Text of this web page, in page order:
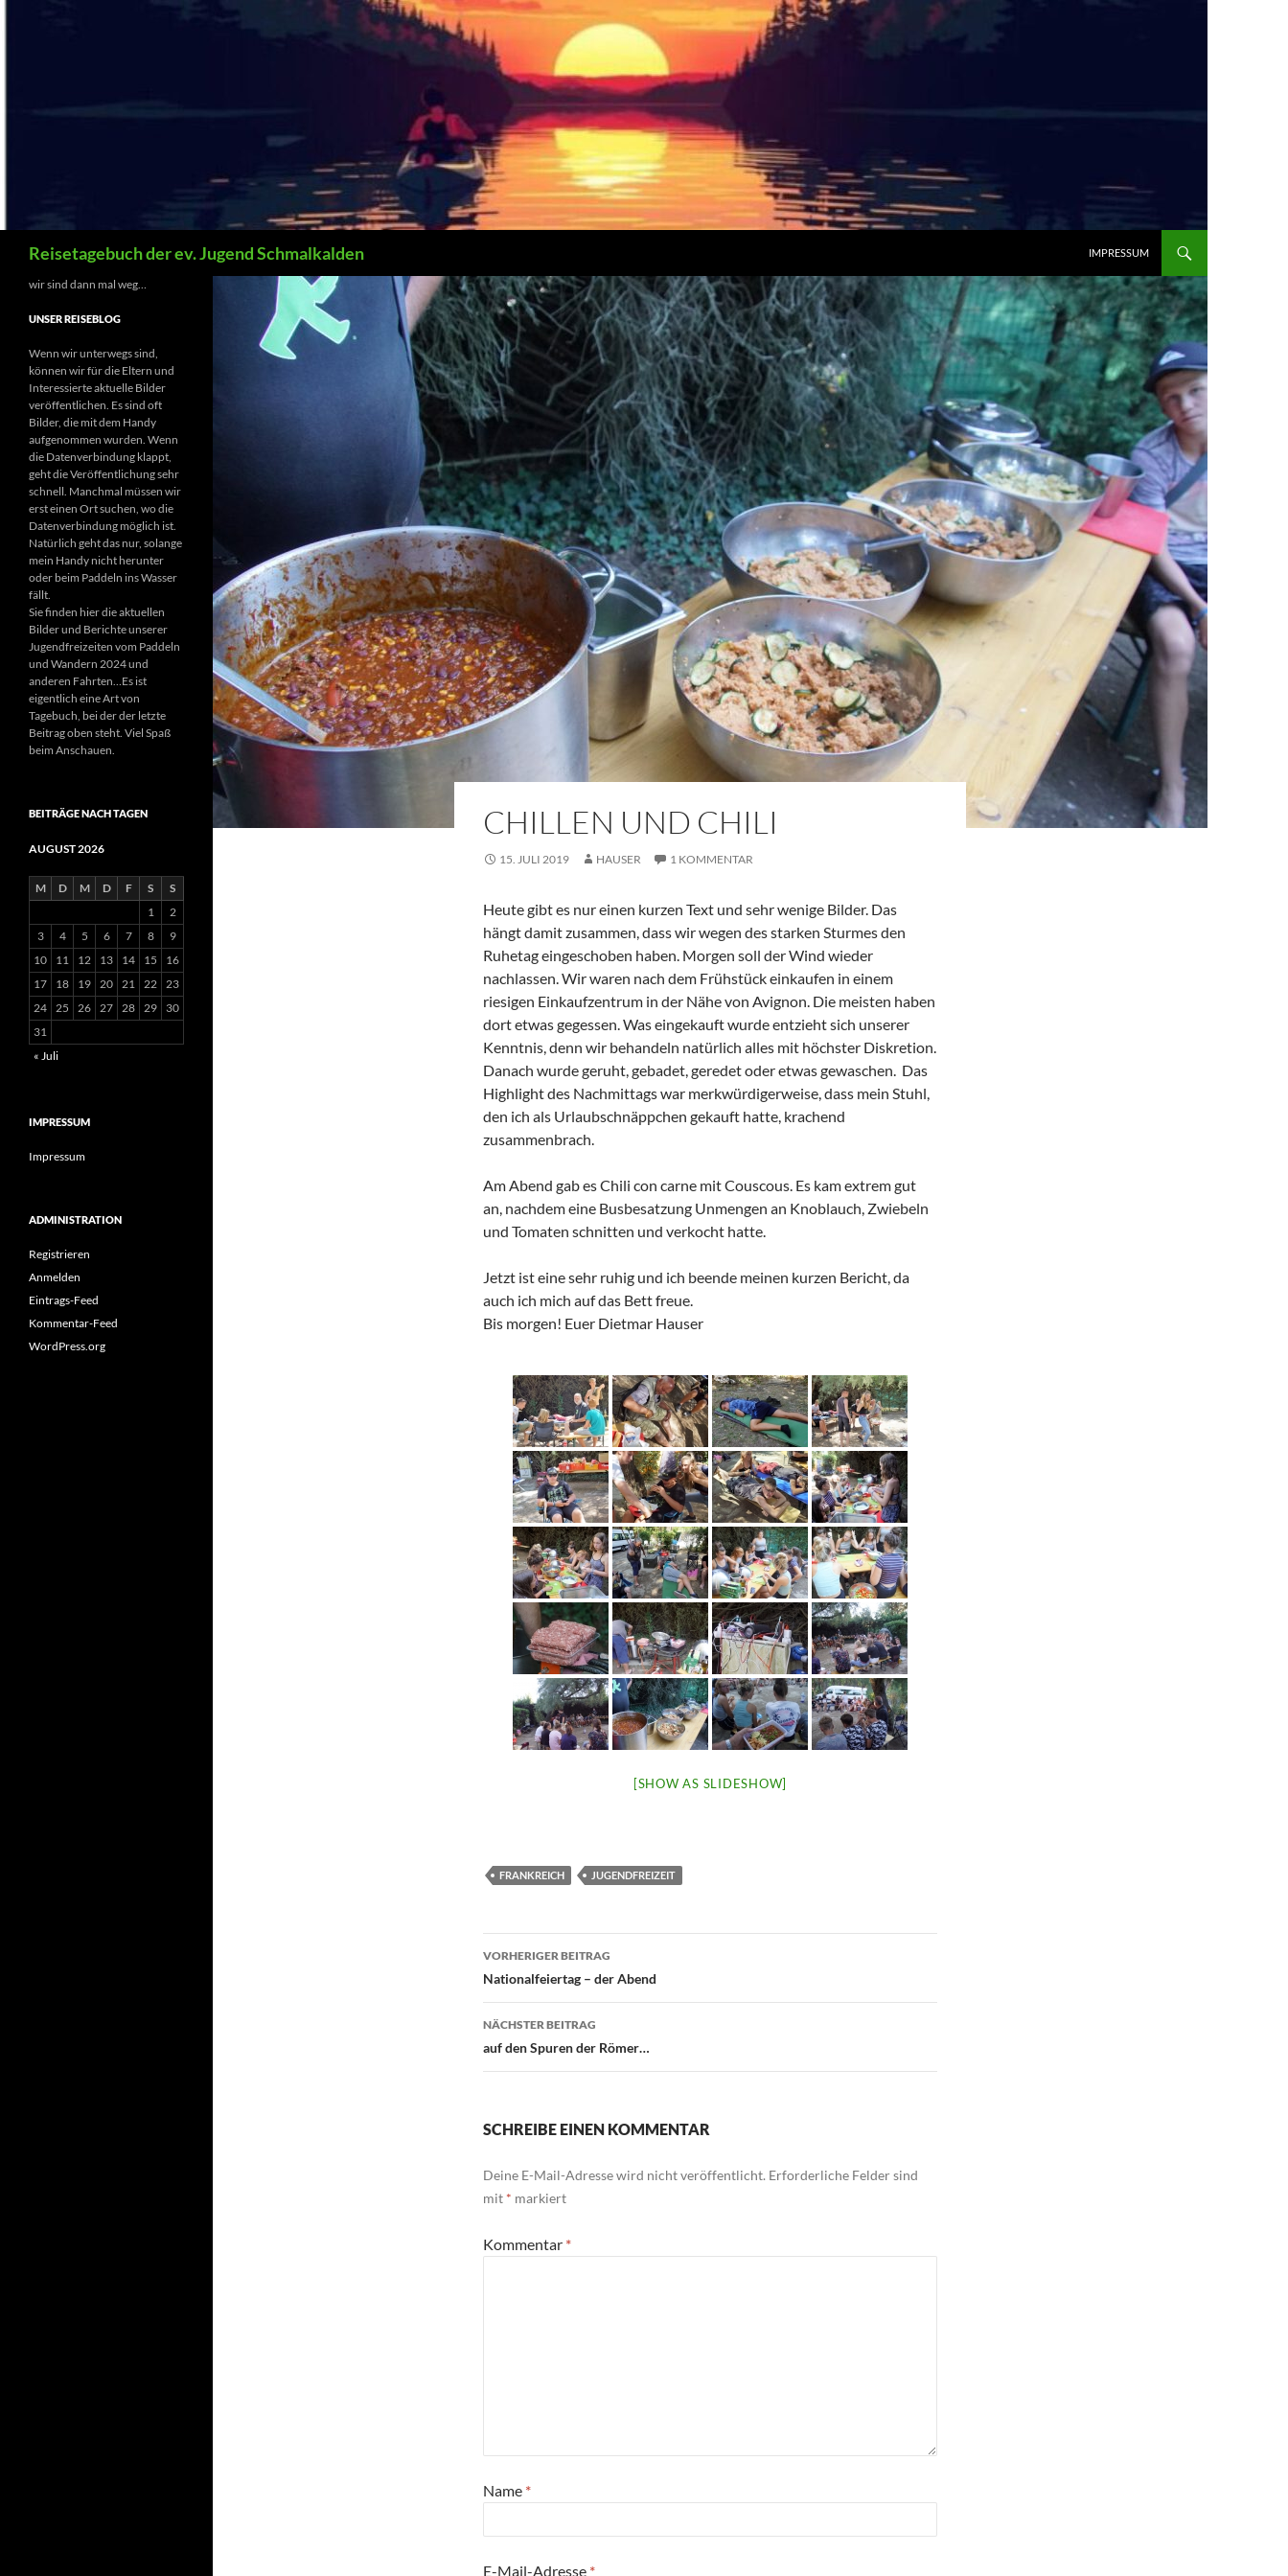
Reisetagebuch der ev. Jugend Schmalkalden IMPRESSUM
CHILLEN UND CHILI
15. JULI 2019 HAUSER 1 KOMMENTAR
Heute gibt es nur einen kurzen Text und sehr wenige Bilder. Das
hängt damit zusammen, dass wir wegen des starken Sturmes den
Ruhetag eingeschoben haben. Morgen soll der Wind wieder
nachlassen. Wir waren nach dem Frühstück einkaufen in einem
riesigen Einkaufzentrum in der Nähe von Avignon. Die meisten haben
dort etwas gegessen. Was eingekauft wurde entzieht sich unserer
Kenntnis, denn wir behandeln natürlich alles mit höchster Diskretion.
Danach wurde geruht, gebadet, geredet oder etwas gewaschen. Das
Highlight des Nachmittags war merkwürdigerweise, dass mein Stuhl,
den ich als Urlaubschnäppchen gekauft hatte, krachend
zusammenbrach.
Am Abend gab es Chili con carne mit Couscous. Es kam extrem gut
an, nachdem eine Busbesatzung Unmengen an Knoblauch, Zwiebeln
und Tomaten schnitten und verkocht hatte.
Jetzt ist eine sehr ruhig und ich beende meinen kurzen Bericht, da
auch ich mich auf das Bett freue.
Bis morgen! Euer Dietmar Hauser
[SHOW AS SLIDESHOW]
FRANKREICH JUGENDFREIZEIT
Beitragsnavigation
VORHERIGER BEITRAG
Nationalfeiertag – der Abend
NÄCHSTER BEITRAG
auf den Spuren der Römer…
SCHREIBE EINEN KOMMENTAR
Deine E-Mail-Adresse wird nicht veröffentlicht. Erforderliche Felder sind
mit * markiert
Kommentar *
Name *
E-Mail-Adresse *
wir sind dann mal weg…
UNSER REISEBLOG
Wenn wir unterwegs sind,
können wir für die Eltern und
Interessierte aktuelle Bilder
veröffentlichen. Es sind oft
Bilder, die mit dem Handy
aufgenommen wurden. Wenn
die Datenverbindung klappt,
geht die Veröffentlichung sehr
schnell. Manchmal müssen wir
erst einen Ort suchen, wo die
Datenverbindung möglich ist.
Natürlich geht das nur, solange
mein Handy nicht herunter
oder beim Paddeln ins Wasser
fällt.
Sie finden hier die aktuellen
Bilder und Berichte unserer
Jugendfreizeiten vom Paddeln
und Wandern 2024 und
anderen Fahrten…Es ist
eigentlich eine Art von
Tagebuch, bei der der letzte
Beitrag oben steht. Viel Spaß
beim Anschauen.
BEITRÄGE NACH TAGEN
AUGUST 2026
M D M D F S
S
1
2
3
4 5 6 7 8
9
10
11 12 13 14 15
16
17
18 19 20 21 22 23
24 25 26 27 28 29
30
31
« Juli
IMPRESSUM
Impressum
ADMINISTRATION
Registrieren
Anmelden
Eintrags-Feed
Kommentar-Feed
WordPress.org